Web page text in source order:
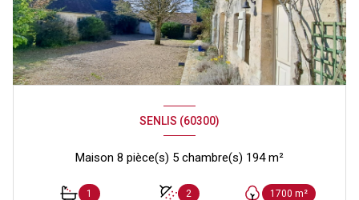
SENLIS (60300)
Maison 8 pièce(s) 5 chambre(s) 194 m²
1 2 1700 m²